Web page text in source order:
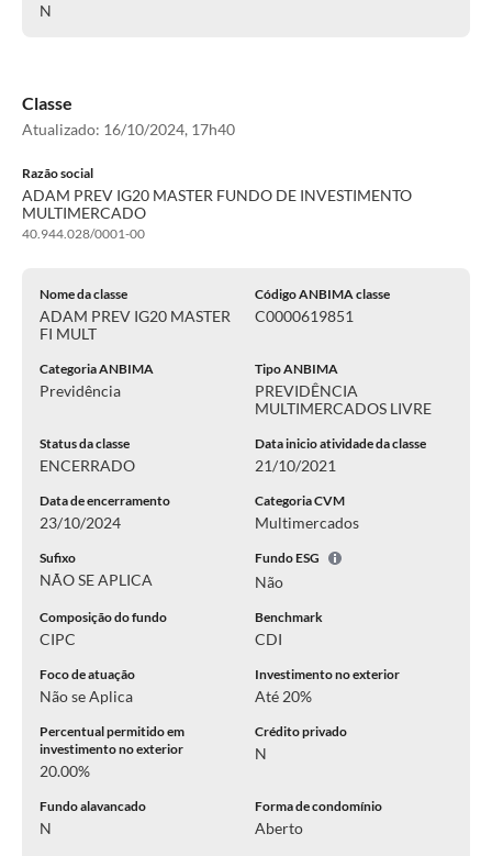
N
Classe
Atualizado: 16/10/2024, 17h40
Razão social
ADAM PREV IG20 MASTER FUNDO DE INVESTIMENTO
MULTIMERCADO
40.944.028/0001-00
Nome da classe
ADAM PREV IG20 MASTER
FI MULT
Código ANBIMA classe
C0000619851
Categoria ANBIMA
Previdência
Tipo ANBIMA
PREVIDÊNCIA
MULTIMERCADOS LIVRE
Status da classe
ENCERRADO
Data inicio atividade da classe
21/10/2021
Data de encerramento
23/10/2024
Categoria CVM
Multimercados
Sufixo
NÃO SE APLICA
Fundo ESG
Não
Composição do fundo
CIPC
Benchmark
CDI
Foco de atuação
Não se Aplica
Investimento no exterior
Até 20%
Percentual permitido em
investimento no exterior
20.00%
Crédito privado
N
Fundo alavancado
N
Forma de condomínio
Aberto